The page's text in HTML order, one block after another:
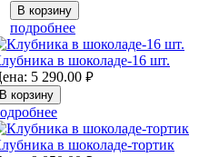
подробнее
в шоколаде-16 шт.
5 290.00 руб.
в шоколаде-тортик